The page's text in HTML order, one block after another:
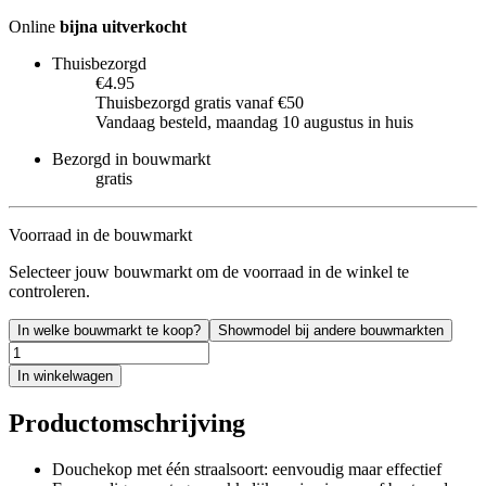
Online bijna uitverkocht
Thuisbezorgd
€4.95
Thuisbezorgd gratis vanaf €50
Vandaag besteld, maandag 10 augustus in huis
Bezorgd in bouwmarkt
gratis
Voorraad in de bouwmarkt
Selecteer jouw bouwmarkt om de voorraad in de winkel te
controleren.
In welke bouwmarkt te koop? Showmodel bij andere bouwmarkten
In winkelwagen
Productomschrijving
Douchekop met één straalsoort: eenvoudig maar effectief